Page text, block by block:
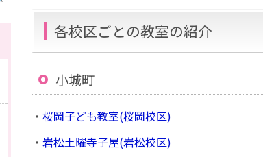
各校区ごとの教室の紹介
小城町
・ 桜岡子ども教室(桜岡校区)
・ 岩松土曜寺子屋(岩松校区)